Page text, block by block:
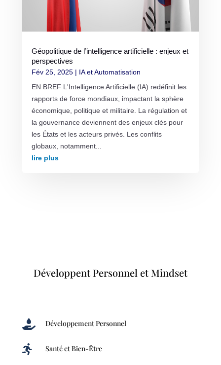
Géopolitique de l’intelligence artificielle : enjeux et
perspectives
Fév 25, 2025| IA et Automatisation
EN BREF L'Intelligence Artificielle (IA) redéfinit les
rapports de force mondiaux, impactant la sphère
économique, politique et militaire. La régulation et
la gouvernance deviennent des enjeux clés pour
les États et les acteurs privés. Les conflits
globaux, notamment...
lire plus
Développent Personnel et Mindset
 Développement Personnel
 Santé et Bien-Être